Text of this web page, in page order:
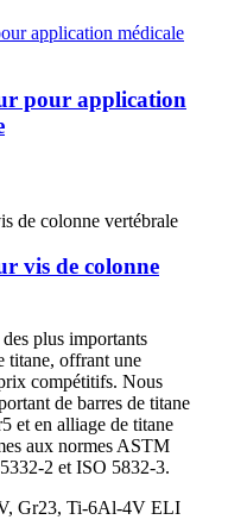
pour application
vis de colonne
plus importants
titane, offrant une
compétitifs. Nous
de barres de titane
et en alliage de titane
aux normes ASTM
2 et ISO 5832-3.
Gr23, Ti-6Al-4V ELI